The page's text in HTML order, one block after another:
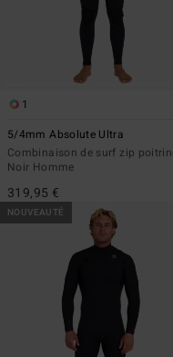
1
5/4mm Absolute Ultra
Combinaison de surf zip
Noir Homme
319,95 €
NOUVEAUTÉ